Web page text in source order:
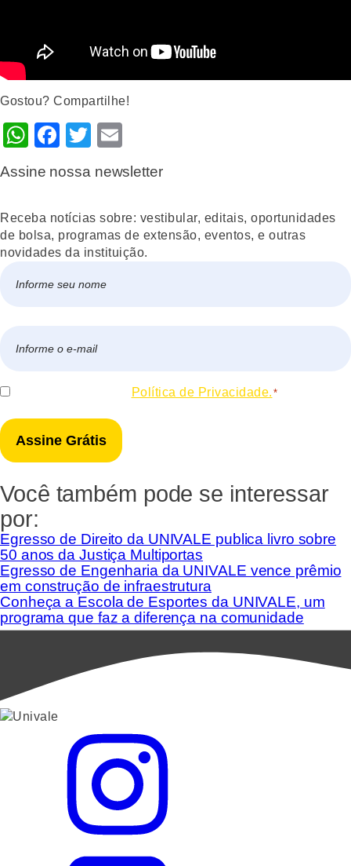
Gostou? Compartilhe!
WhatsApp
Facebook
Twitter
Assine nossa newsletter
Receba notícias sobre: vestibular, editais, oportunidades
de bolsa, programas de extensão, eventos, e outras
novidades da instituição.
mail
Consentir Política de Privacidade. *
Você também pode se interessar
por:
Egresso de Direito da UNIVALE publica livro sobre
50 anos da Justiça Multiportas
Egresso de Engenharia da UNIVALE vence prêmio
em construção de infraestrutura
Conheça a Escola de Esportes da UNIVALE, um
programa que faz a diferença na comunidade